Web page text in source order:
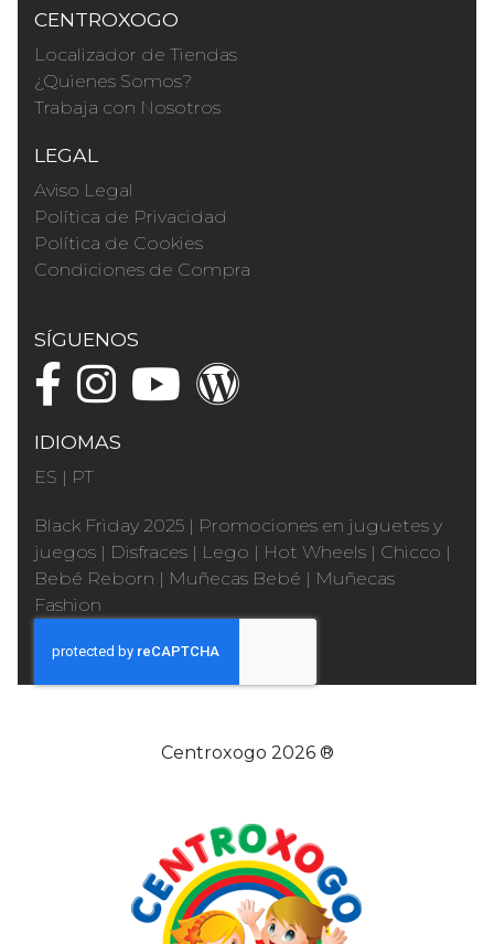
CENTROXOGO
Localizador de Tiendas
¿Quienes Somos?
Trabaja con Nosotros
LEGAL
Aviso Legal
Política de Privacidad
Política de Cookies
Condiciones de Compra
SÍGUENOS
IDIOMAS
ES | PT
Black Friday 2025 | Promociones en juguetes y
juegos | Disfraces | Lego | Hot Wheels | Chicco |
Bebé Reborn | Muñecas Bebé | Muñecas
Fashion
Centroxogo 2026 ®